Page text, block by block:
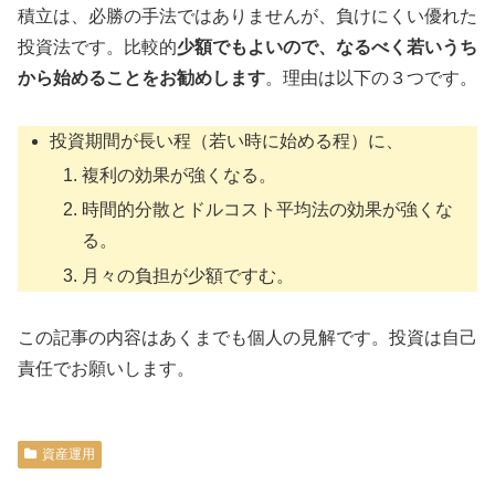
積立は、必勝の手法ではありませんが、負けにくい優れた
投資法です。比較的少額でもよいので、なるべく若いうち
から始めることをお勧めします。理由は以下の３つです。
投資期間が長い程（若い時に始める程）に、
複利の効果が強くなる。
時間的分散とドルコスト平均法の効果が強くな
る。
月々の負担が少額ですむ。
この記事の内容はあくまでも個人の見解です。投資は自己
責任でお願いします。
資産運用